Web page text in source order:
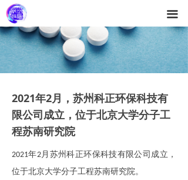
끀
2021年2月，苏州科正环保科技有
限公司成立，位于北京大学分子工
程苏南研究院
2021年2月苏州科正环保科技有限公司成立，
位于北京大学分子工程苏南研究院。